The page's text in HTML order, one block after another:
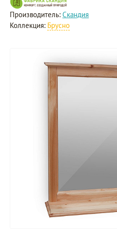
Производитель: Скандия
Коллекция: Брусно